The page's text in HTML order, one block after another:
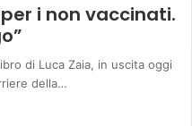
i non vaccinati.
di Luca Zaia, in uscita oggi
della…